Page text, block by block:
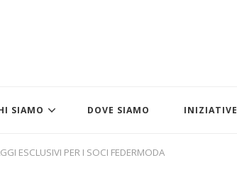
SIAMO DOVE SIAMO INIZIATIVE
ESCLUSIVI PER I SOCI FEDERMODA